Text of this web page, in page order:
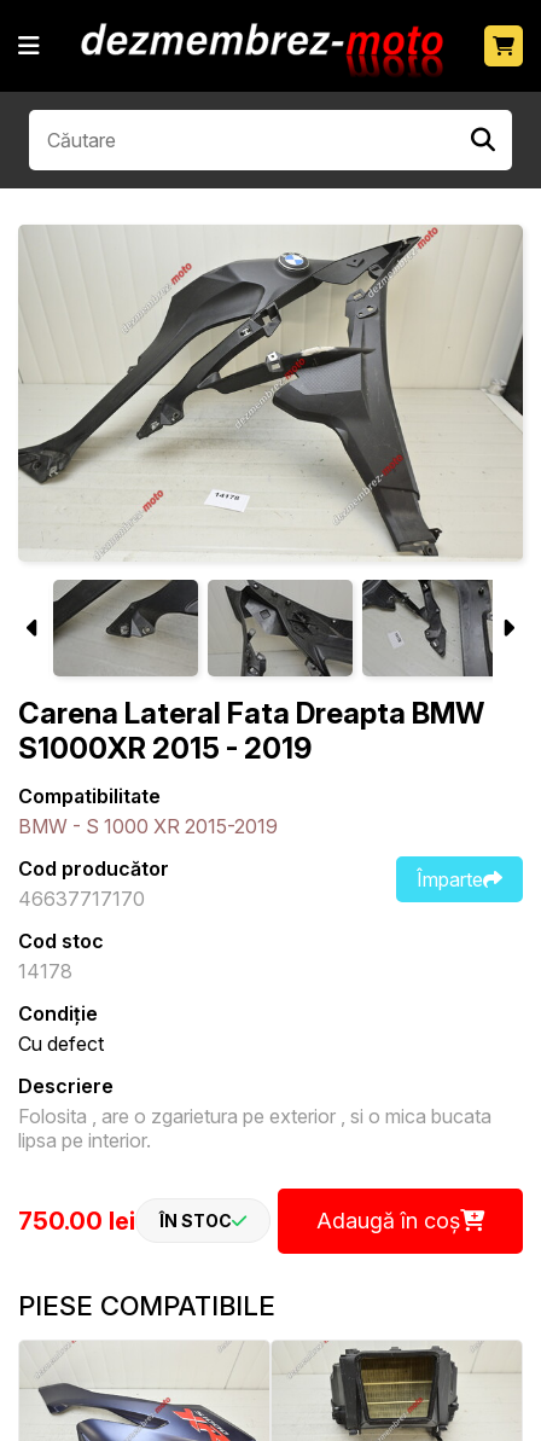
Carena Lateral Fata Dreapta BMW
S1000XR 2015 - 2019
Compatibilitate
BMW - S 1000 XR 2015-2019
Împarte
Cod producător
46637717170
Cod stoc
14178
Condiție
Cu defect
Descriere
Folosita , are o zgarietura pe exterior , si o mica bucata
lipsa pe interior.
750.00 lei ÎN STOC Adaugă în coș
PIESE COMPATIBILE